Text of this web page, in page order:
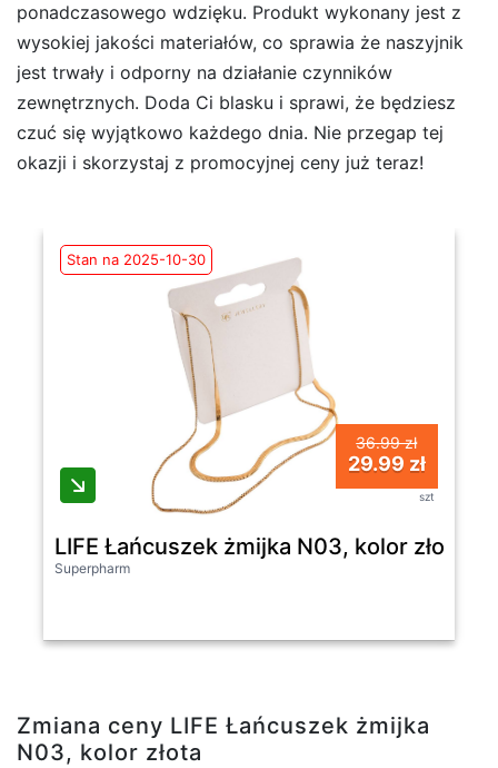
ponadczasowego wdzięku. Produkt wykonany jest z
wysokiej jakości materiałów, co sprawia że naszyjnik
jest trwały i odporny na działanie czynników
zewnętrznych. Doda Ci blasku i sprawi, że będziesz
czuć się wyjątkowo każdego dnia. Nie przegap tej
okazji i skorzystaj z promocyjnej ceny już teraz!
Stan na 2025-10-30
36.99 zł
29.99 zł
szt
LIFE Łańcuszek żmijka N03, kolor złota
Superpharm
Zmiana ceny LIFE Łańcuszek żmijka
N03, kolor złota